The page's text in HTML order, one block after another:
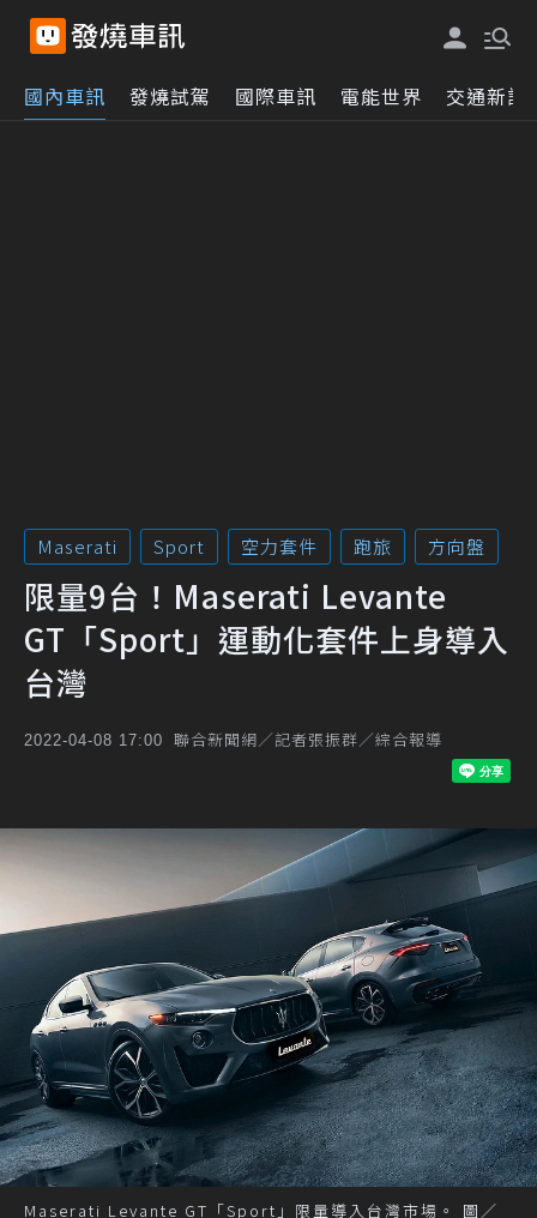
國內車訊 發燒試駕 國際車訊 電能世界 交通新訊
Maserati Sport 空力套件 跑旅 方向盤
限量9台！Maserati Levante
GT「Sport」運動化套件上身導入
台灣
2022-04-08 17:00 聯合新聞網／記者張振群／綜合報導
Maserati Levante GT「Sport」限量導入台灣市場。 圖／